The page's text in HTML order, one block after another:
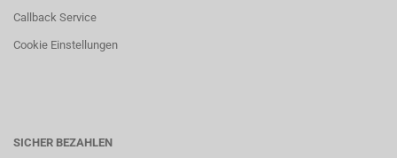
Callback Service
Cookie Einstellungen
SICHER BEZAHLEN